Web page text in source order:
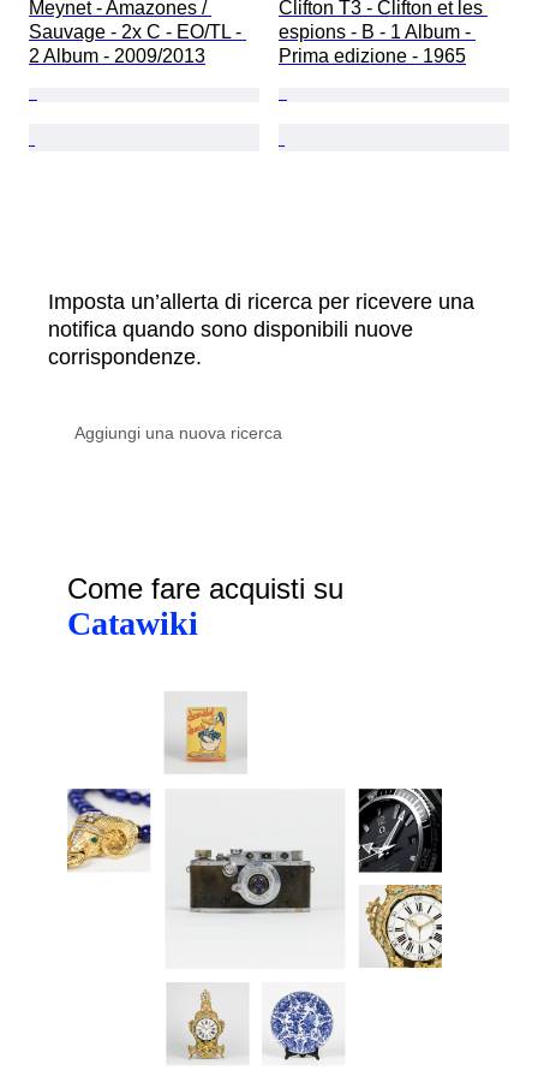
Meynet - Amazones /
Sauvage - 2x C - EO/TL -
2 Album - 2009/2013
Clifton T3 - Clifton et les
espions - B - 1 Album -
Prima edizione - 1965
Imposta un’allerta di ricerca per ricevere una
notifica quando sono disponibili nuove
corrispondenze.
Come fare acquisti su
Catawiki